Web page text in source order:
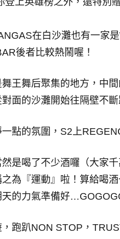
在白沙灘也有一家
後者比較熱鬧喔！
王舞后聚集的地方，中
面的沙灘開始往隔壁不
點的氛圍，S2上
是喝了不少酒囉（大家
為『運動』啦！算給喝
的力氣準備好
跑趴NON STOP，